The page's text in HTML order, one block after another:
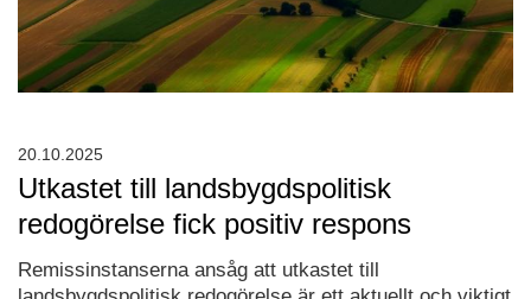
Utkastet till landsbygdspolitisk
redogörelse fick positiv respons
Remissinstanserna ansåg att utkastet till
20.10.2025